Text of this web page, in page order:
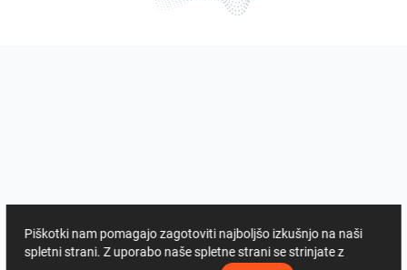
Piškotki nam pomagajo zagotoviti najboljšo izkušnjo na naši
spletni strani. Z uporabo naše spletne strani se strinjate z